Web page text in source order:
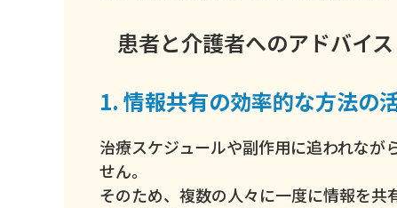
患者と介護者へのアドバイス
1. 情報共有の効率的な方法の
治療スケジュールや副作用に追われな
せん。
そのため、複数の人々に一度に情報を